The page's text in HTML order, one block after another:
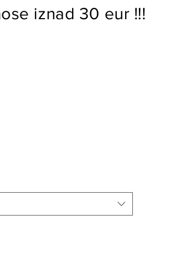
iznad 30 eur !!!